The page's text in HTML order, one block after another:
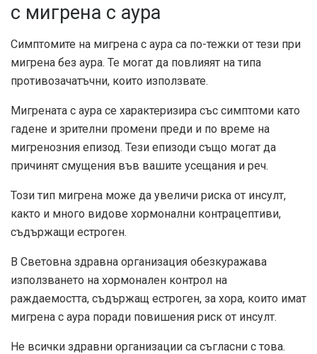
с мигрена с аура
Симптомите на мигрена с аура са по-тежки от тези при
мигрена без аура. Те могат да повлияят на типа
противозачатъчни, които използвате.
Мигрената с аура се характеризира със симптоми като
гадене и зрителни промени преди и по време на
мигренозния епизод. Тези епизоди също могат да
причинят смущения във вашите усещания и реч.
Този тип мигрена може да увеличи риска от инсулт,
както и много видове хормонални контрацептиви,
съдържащи естроген.
В Световна здравна организация обезкуражава
използването на хормонален контрол на
раждаемостта, съдържащ естроген, за хора, които имат
мигрена с аура поради повишения риск от инсулт.
Не всички здравни организации са съгласни с това.